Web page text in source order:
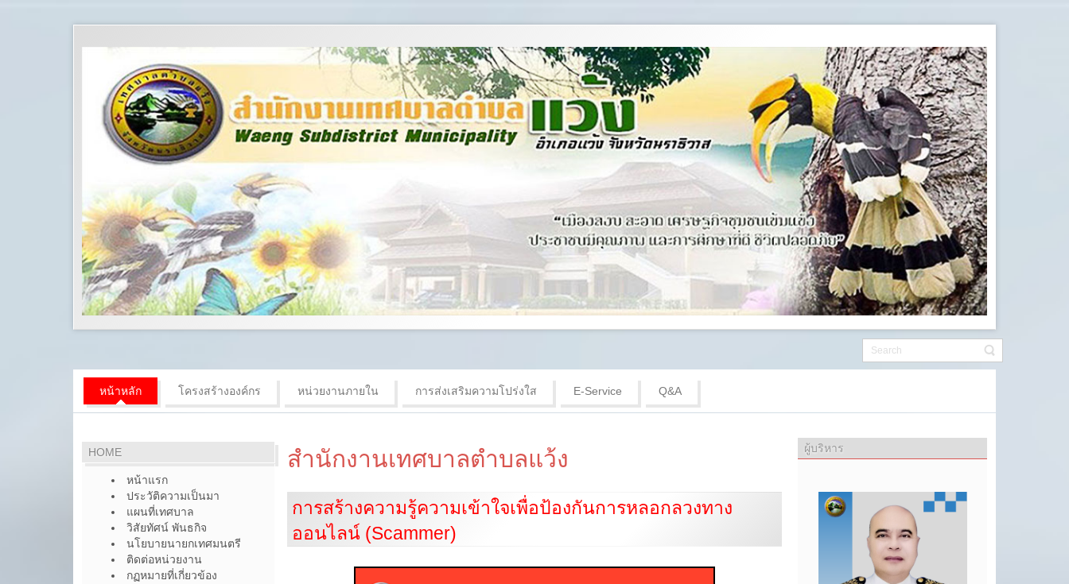
หน้าหลัก โครงสร้างองค์กร หน่วยงานภายใน การส่งเสริมความโปร่งใส E-Service Q&A
HOME
หน้าแรก
ประวัติความเป็นมา
แผนที่เทศบาล
วิสัยทัศน์ พันธกิจ
นโยบายนายกเทศมนตรี
ติดต่อหน่วยงาน
กฏหมายที่เกี่ยวข้อง
สำนักงานเทศบาลตำบลแว้ง
การสร้างความรู้ความเข้าใจเพื่อป้องกันการหลอกลวงทาง
ออนไลน์ (Scammer)
ผู้บริหาร